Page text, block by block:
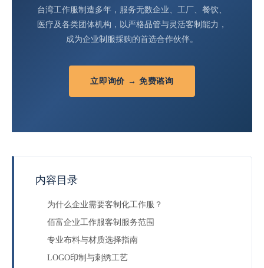
台湾工作服制造多年，服务无数企业、工厂、餐饮、
医疗及各类团体机构，以严格品管与灵活客制能力，
成为企业制服採购的首选合作伙伴。
立即询价 → 免费谘询
内容目录
为什么企业需要客制化工作服？
佰富企业工作服客制服务范围
专业布料与材质选择指南
LOGO印制与刺绣工艺